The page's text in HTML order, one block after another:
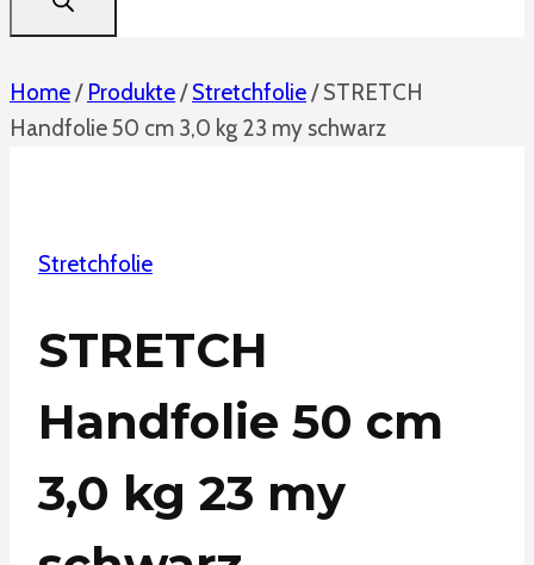
Home/ Produkte/ Stretchfolie/ STRETCH
Handfolie 50 cm 3,0 kg 23 my schwarz
Stretchfolie
STRETCH
Handfolie 50 cm
3,0 kg 23 my